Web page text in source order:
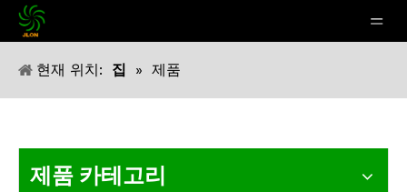
현재 위치: 집 » 제품
제품 카테고리